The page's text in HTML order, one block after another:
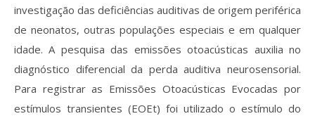
investigação das deficiências auditivas de origem periférica
de neonatos, outras populações especiais e em qualquer
idade. A pesquisa das emissões otoacústicas auxilia no
diagnóstico diferencial da perda auditiva neurosensorial.
Para registrar as Emissões Otoacústicas Evocadas por
estímulos transientes (EOEt) foi utilizado o estímulo do